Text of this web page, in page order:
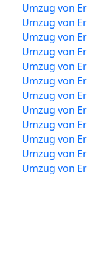
Umzug von
Umzug von
Umzug von
Umzug von
Umzug von
Umzug von
Umzug von
Umzug von
Umzug von
Umzug von
Umzug von
Umzug von